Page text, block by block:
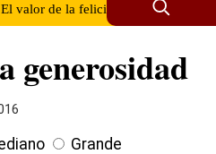
El valor de la felicidad ►
generosidad
Grande